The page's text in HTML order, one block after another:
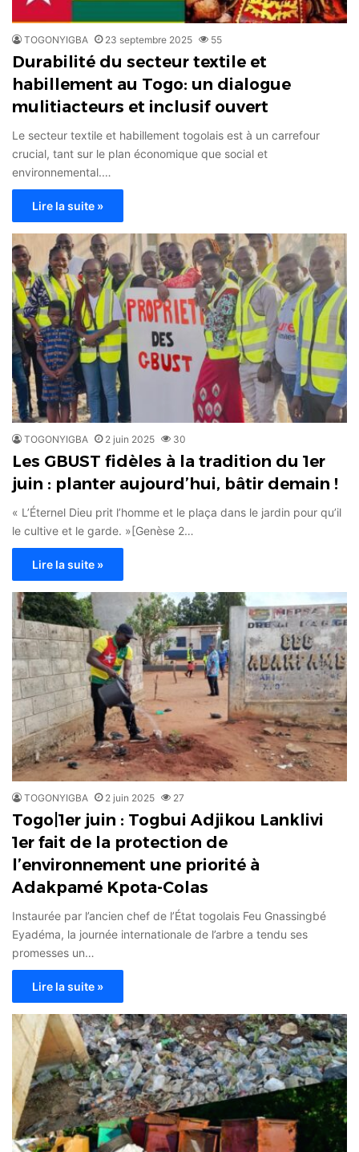
TOGONYIGBA 23 septembre 2025 55
Durabilité du secteur textile et
habillement au Togo: un dialogue
mulitiacteurs et inclusif ouvert
Le secteur textile et habillement togolais est à un carrefour
crucial, tant sur le plan économique que social et
environnemental.…
Lire la suite »
TOGONYIGBA 2 juin 2025 30
Les GBUST fidèles à la tradition du 1er
juin : planter aujourd’hui, bâtir demain !
« L’Éternel Dieu prit l’homme et le plaça dans le jardin pour qu’il
le cultive et le garde. »[Genèse 2…
Lire la suite »
TOGONYIGBA 2 juin 2025 27
Togo|1er juin : Togbui Adjikou Lanklivi
1er fait de la protection de
l’environnement une priorité à
Adakpamé Kpota-Colas
Instaurée par l’ancien chef de l’État togolais Feu Gnassingbé
Eyadéma, la journée internationale de l’arbre a tendu ses
promesses un…
Lire la suite »